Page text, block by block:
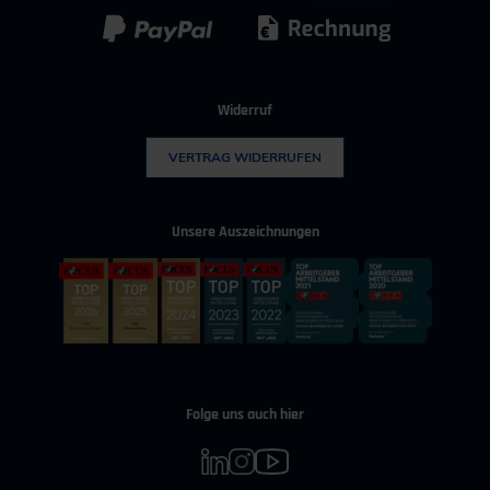
Widerruf
VERTRAG WIDERRUFEN
Unsere Auszeichnungen
Folge uns auch hier